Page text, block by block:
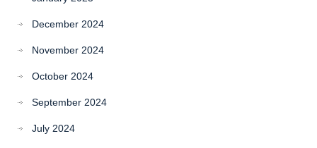
December 2024
November 2024
October 2024
September 2024
July 2024